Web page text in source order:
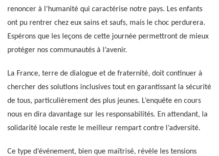
renoncer à l’humanité qui caractérise notre pays. Les enfants
ont pu rentrer chez eux sains et saufs, mais le choc perdurera.
Espérons que les leçons de cette journée permettront de mieux
protéger nos communautés à l’avenir.
La France, terre de dialogue et de fraternité, doit continuer à
chercher des solutions inclusives tout en garantissant la sécurité
de tous, particulièrement des plus jeunes. L’enquête en cours
nous en dira davantage sur les responsabilités. En attendant, la
solidarité locale reste le meilleur rempart contre l’adversité.
Ce type d’événement, bien que maîtrisé, révèle les tensions